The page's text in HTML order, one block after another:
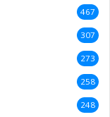
467
307
273
258
248